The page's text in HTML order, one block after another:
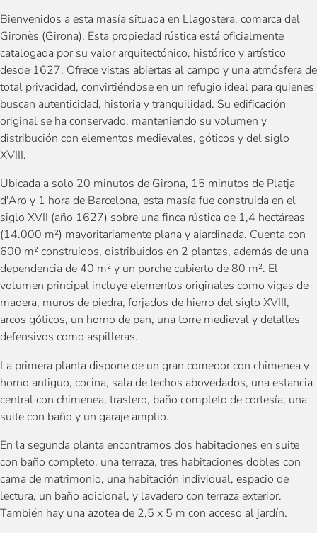
Bienvenidos a esta masía situada en Llagostera, comarca del
Gironès (Girona). Esta propiedad rústica está oficialmente
catalogada por su valor arquitectónico, histórico y artístico
desde 1627. Ofrece vistas abiertas al campo y una atmósfera de
total privacidad, convirtiéndose en un refugio ideal para quienes
buscan autenticidad, historia y tranquilidad. Su edificación
original se ha conservado, manteniendo su volumen y
distribución con elementos medievales, góticos y del siglo
XVIII.
Ubicada a solo 20 minutos de Girona, 15 minutos de Platja
d'Aro y 1 hora de Barcelona, esta masía fue construida en el
siglo XVII (año 1627) sobre una finca rústica de 1,4 hectáreas
(14.000 m²) mayoritariamente plana y ajardinada. Cuenta con
600 m² construidos, distribuidos en 2 plantas, además de una
dependencia de 40 m² y un porche cubierto de 80 m². El
volumen principal incluye elementos originales como vigas de
madera, muros de piedra, forjados de hierro del siglo XVIII,
arcos góticos, un horno de pan, una torre medieval y detalles
defensivos como aspilleras.
La primera planta dispone de un gran comedor con chimenea y
horno antiguo, cocina, sala de techos abovedados, una estancia
central con chimenea, trastero, baño completo de cortesía, una
suite con baño y un garaje amplio.
En la segunda planta encontramos dos habitaciones en suite
con baño completo, una terraza, tres habitaciones dobles con
cama de matrimonio, una habitación individual, espacio de
lectura, un baño adicional, y lavadero con terraza exterior.
También hay una azotea de 2,5 x 5 m con acceso al jardín.